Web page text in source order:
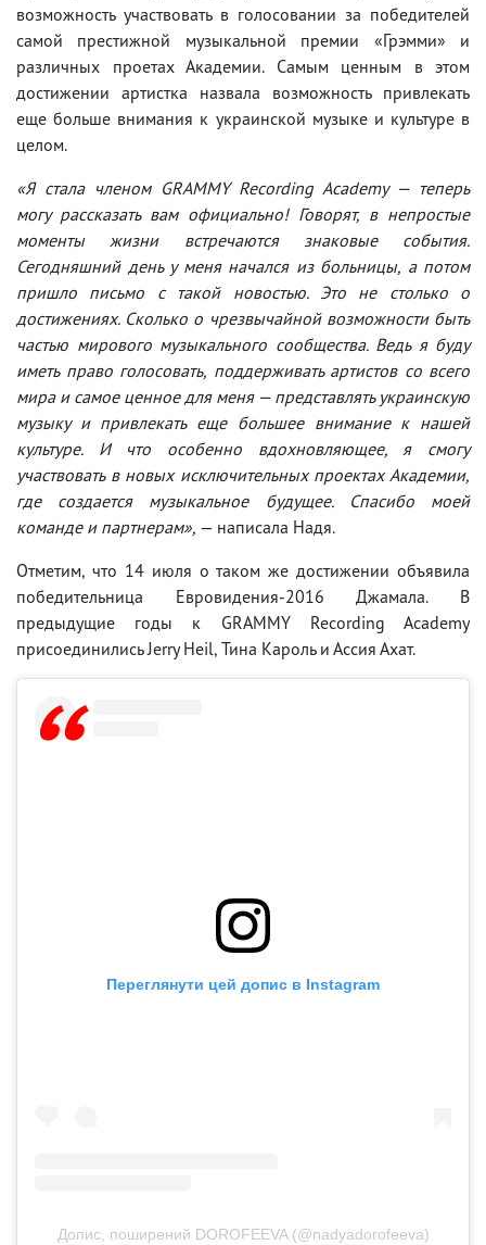
возможность участвовать в голосовании за победителей
самой престижной музыкальной премии «Грэмми» и
различных проетах Академии. Самым ценным в этом
достижении артистка назвала возможность привлекать
еще больше внимания к украинской музыке и культуре в
целом.
«Я стала членом GRAMMY Recording Academy — теперь
могу рассказать вам официально! Говорят, в непростые
моменты жизни встречаются знаковые события.
Сегодняшний день у меня начался из больницы, а потом
пришло письмо с такой новостью. Это не столько о
достижениях. Сколько о чрезвычайной возможности быть
частью мирового музыкального сообщества. Ведь я буду
иметь право голосовать, поддерживать артистов со всего
мира и самое ценное для меня — представлять украинскую
музыку и привлекать еще большее внимание к нашей
культуре. И что особенно вдохновляющее, я смогу
участвовать в новых исключительных проектах Академии,
где создается музыкальное будущее. Спасибо моей
команде и партнерам», — написала Надя.
Отметим, что 14 июля о таком же достижении объявила
победительница Евровидения-2016 Джамала. В
предыдущие годы к GRAMMY Recording Academy
присоединились Jerry Heil, Тина Кароль и Ассия Ахат.
Переглянути цей допис в Instagram
Допис, поширений DOROFEEVA (@nadyadorofeeva)